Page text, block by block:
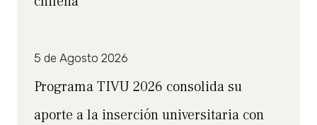
5 de Agosto 2026
Programa TIVU 2026 consolida su
aporte a la inserción universitaria con